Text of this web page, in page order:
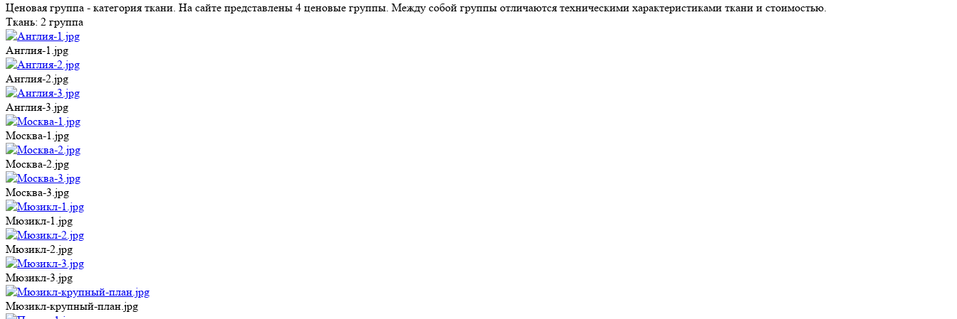
Ценовая группа - категория ткани. На сайте представлены 4 ценовые группы. Между собой группы отличаются техническими характеристиками ткани и стоимостью.
Ткань: 2 группа
Англия-1.jpg
Англия-2.jpg
Англия-3.jpg
Москва-1.jpg
Москва-2.jpg
Москва-3.jpg
Мюзикл-1.jpg
Мюзикл-2.jpg
Мюзикл-3.jpg
Мюзикл-крупный-план.jpg